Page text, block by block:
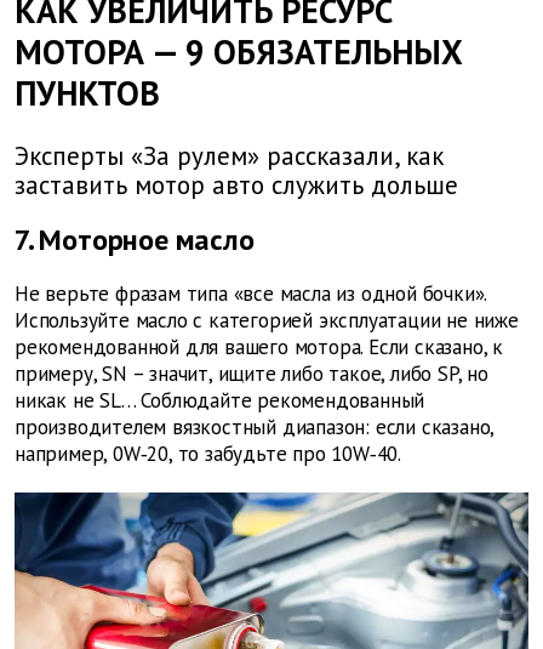
КАК УВЕЛИЧИТЬ РЕСУРС
МОТОРА — 9 ОБЯЗАТЕЛЬНЫХ
ПУНКТОВ
Эксперты «За рулем» рассказали, как
заставить мотор авто служить дольше
7. Моторное масло
Не верьте фразам типа «все масла из одной бочки».
Используйте масло с категорией эксплуатации не ниже
рекомендованной для вашего мотора. Если сказано, к
примеру, SN – значит, ищите либо такое, либо SP, но
никак не SL… Соблюдайте рекомендованный
производителем вязкостный диапазон: если сказано,
например, 0W‑20, то забудьте про 10W‑40.